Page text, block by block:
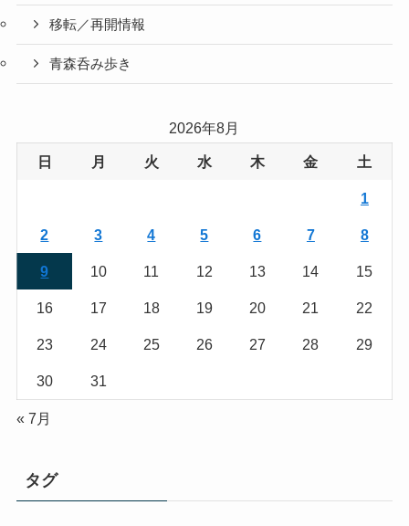
移転／再開情報
青森呑み歩き
2026年8月
日 月 火 水 木 金 土
1
2 3 4 5 6 7 8
9 10 11 12 13 14 15
16 17 18 19 20 21 22
23 24 25 26 27 28 29
30 31
« 7月
タグ